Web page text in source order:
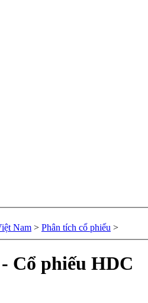
Nam > Phân tích cổ phiếu >
Cổ phiếu HDC